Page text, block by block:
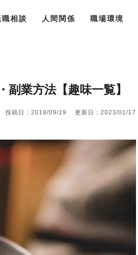
職相談 人間関係 職場環境
業方法【趣味一覧】
投稿日：2019/09/19 更新日：2023/01/17